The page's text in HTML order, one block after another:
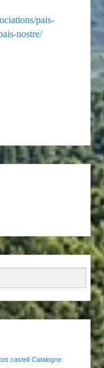
pais-
nostre/
castell Catalogne